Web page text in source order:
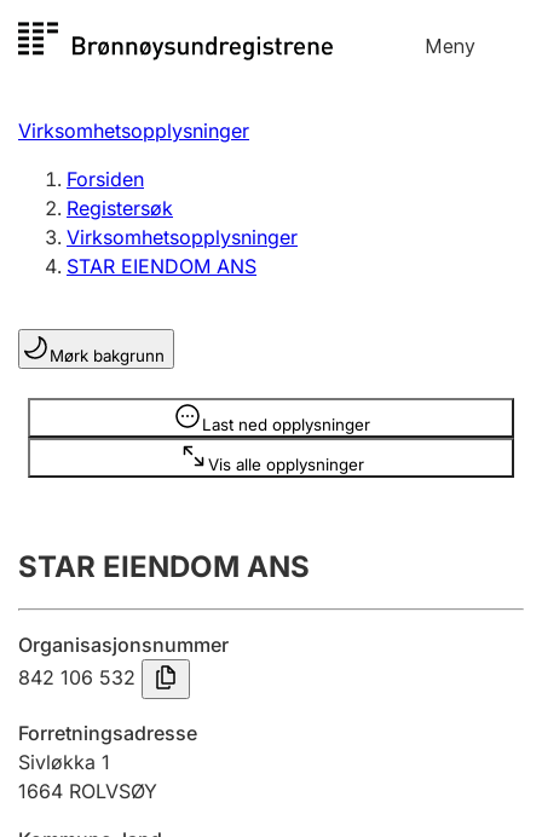
til
Meny
Registersøk
Aksjeselskap
Enkeltpersonforetak
Registrere, endre, slette
Lag og forening
Registrere, endre, slette
Innsending og forsinkelsesgebyr
Tinglysing
Jeger
Virksomhetsopplysninger
Forsiden
Registersøk
Virksomhetsopplysninger
STAR EIENDOM ANS
Mørk bakgrunn
Last ned opplysninger
Vis alle opplysninger
Opplysninger er skjult
STAR EIENDOM ANS
Organisasjonsnummer
842 106 532
Forretningsadresse
Sivløkka 1
1664 ROLVSØY